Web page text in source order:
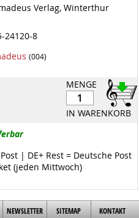
Verlag, Winterthur
24120-8
(004)
MENGE
IN WARENKORB
| DE+ Rest = Deutsche Post
(jeden Mittwoch)
NEWSLETTER SITEMAP KONTAKT